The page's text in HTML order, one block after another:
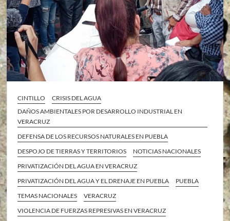
CINTILLO
CRISIS DEL AGUA
DAÑOS AMBIENTALES POR DESARROLLO INDUSTRIAL EN
VERACRUZ
DEFENSA DE LOS RECURSOS NATURALES EN PUEBLA
DESPOJO DE TIERRAS Y TERRITORIOS
NOTICIAS NACIONALES
PRIVATIZACIÓN DEL AGUA EN VERACRUZ
PRIVATIZACIÓN DEL AGUA Y EL DRENAJE EN PUEBLA
PUEBLA
TEMAS NACIONALES
VERACRUZ
VIOLENCIA DE FUERZAS REPRESIVAS EN VERACRUZ